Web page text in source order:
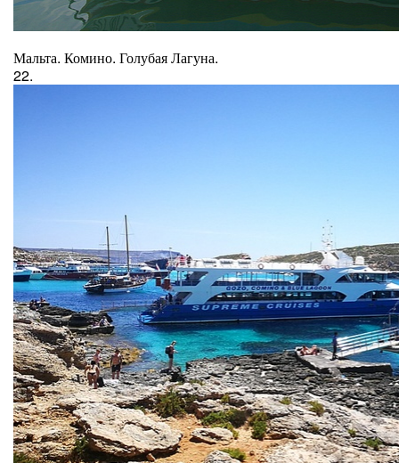
Мальта. Комино. Голубая Лагуна.
22.